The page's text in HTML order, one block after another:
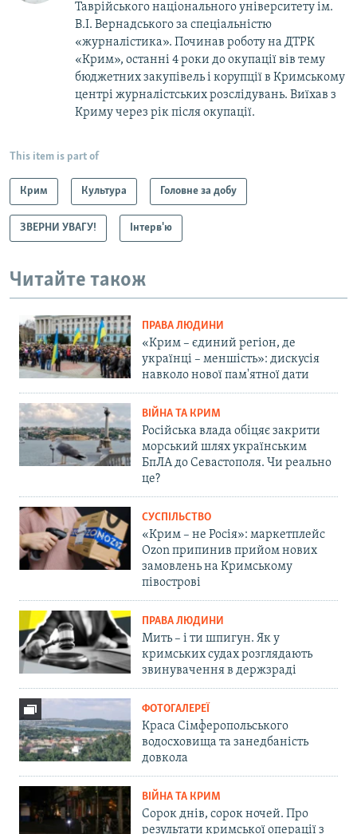
Таврійського національного університету ім.
В.І. Вернадського за спеціальністю
«журналістика». Починав роботу на ДТРК
«Крим», останні 4 роки до окупації вів тему
бюджетних закупівель і корупції в Кримському
центрі журналістських розслідувань. Виїхав з
Криму через рік після окупації.
This item is part of
Крим Культура Головне за добу
ЗВЕРНИ УВАГУ! Інтерв'ю
Читайте також
ПРАВА ЛЮДИНИ
«Крим – єдиний регіон, де
українці – меншість»: дискусія
навколо нової пам'ятної дати
ВІЙНА ТА КРИМ
Російська влада обіцяє закрити
морський шлях українським
БпЛА до Севастополя. Чи реально
це?
СУСПІЛЬСТВО
«Крим – не Росія»: маркетплейс
Ozon припинив прийом нових
замовлень на Кримському
півострові
ПРАВА ЛЮДИНИ
Мить – і ти шпигун. Як у
кримських судах розглядають
звинувачення в держзраді
ФОТОГАЛЕРЕЇ
Краса Сімферопольського
водосховища та занедбаність
довкола
ВІЙНА ТА КРИМ
Сорок днів, сорок ночей. Про
результати кримської операції з